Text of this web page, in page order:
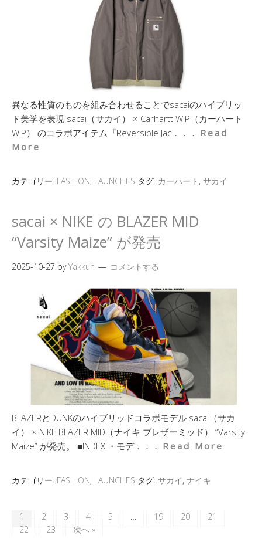
異なる性質のものを組み合わせることでsacaiのハイブリッ
ド美学を表現 sacai（サカイ） × Carhartt WIP（カーハート
WIP） のコラボアイテム『Reversible Jac．．． Read
More
カテゴリー: FASHION, LAUNCHES タグ: カーハート , サカイ
sacai × NIKE の BLAZER MID
“Varsity Maize” が発売
2025-10-27 byYakkun コメントする
BLAZERとDUNKのハイブリッドコラボモデル sacai（サカ
イ） × NIKE BLAZER MID（ナイキ ブレザーミッド） “Varsity
Maize” が発売。 ■INDEX ・モデ．．． Read More
カテゴリー: FASHION, LAUNCHES タグ: サカイ, ナイキ
1 2 3 4 5 … 19 20
21
22
23 次へ »